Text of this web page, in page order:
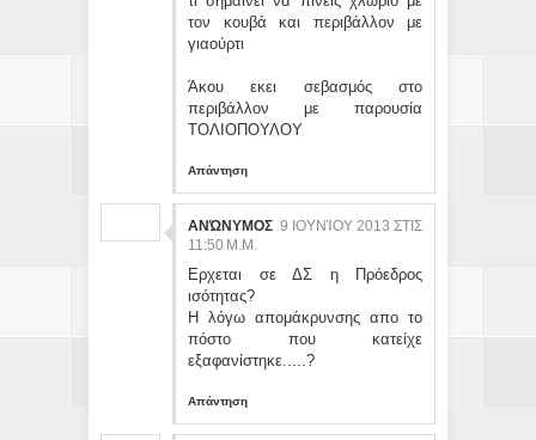
τον κουβά και περιβάλλον με
γιαούρτι
Άκου εκει σεβασμός στο
περιβάλλον με παρουσία
ΤΟΛΙΟΠΟΥΛΟΥ
Απάντηση
ΑΝΏΝΥΜΟΣ 9 ΙΟΥΝΊΟΥ 2013 ΣΤΙΣ
11:50 Μ.Μ.
Ερχεται σε ΔΣ η Πρόεδρος
ισότητας?
Η λόγω απομάκρυνσης απο το
πόστο που κατείχε
εξαφανίστηκε.....?
Απάντηση